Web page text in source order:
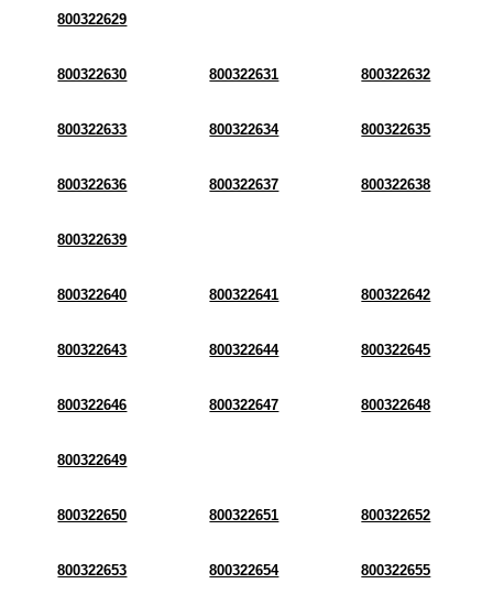
800322629
800322630 800322631 800322632
800322633 800322634 800322635
800322636 800322637 800322638
800322639
800322640 800322641 800322642
800322643 800322644 800322645
800322646 800322647 800322648
800322649
800322650 800322651 800322652
800322653 800322654 800322655